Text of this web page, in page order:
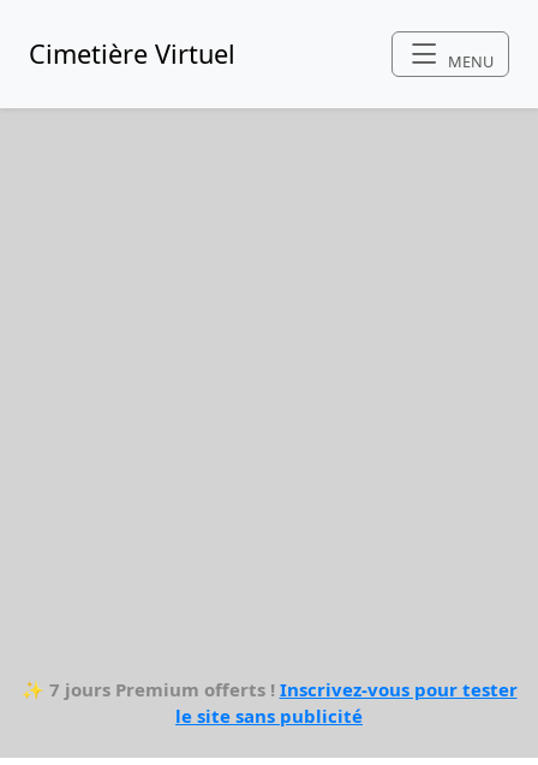
Cimetière Virtuel MENU
✨ 7 jours Premium offerts ! Inscrivez-vous pour tester
le site sans publicité